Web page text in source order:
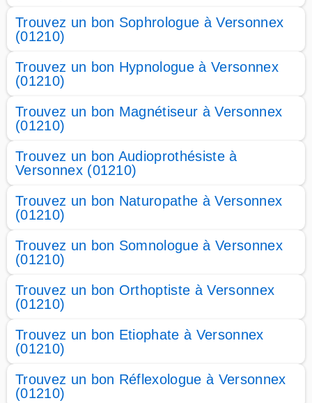
Trouvez un bon Sophrologue à Versonnex
(01210)
Trouvez un bon Hypnologue à Versonnex
(01210)
Trouvez un bon Magnétiseur à Versonnex
(01210)
Trouvez un bon Audioprothésiste à
Versonnex (01210)
Trouvez un bon Naturopathe à Versonnex
(01210)
Trouvez un bon Somnologue à Versonnex
(01210)
Trouvez un bon Orthoptiste à Versonnex
(01210)
Trouvez un bon Etiophate à Versonnex
(01210)
Trouvez un bon Réflexologue à Versonnex
(01210)